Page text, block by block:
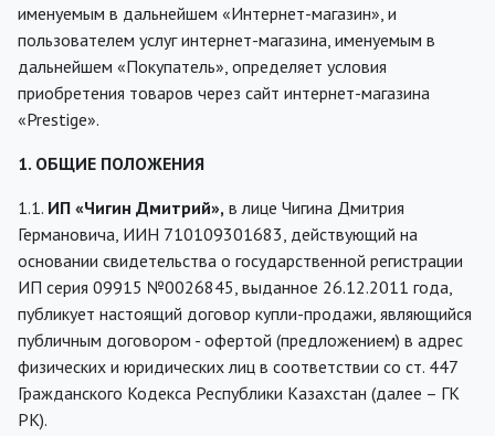
именуемым в дальнейшем «Интернет-магазин», и
пользователем услуг интернет-магазина, именуемым в
дальнейшем «Покупатель», определяет условия
приобретения товаров через сайт интернет-магазина
«Prestige».
1. ОБЩИЕ ПОЛОЖЕНИЯ
1.1. ИП «Чигин Дмитрий», в лице Чигина Дмитрия
Германовича, ИИН 710109301683, действующий на
основании свидетельства о государственной регистрации
ИП серия 09915 №0026845, выданное 26.12.2011 года,
публикует настоящий договор купли-продажи, являющийся
публичным договором - офертой (предложением) в адрес
физических и юридических лиц в соответствии со ст. 447
Гражданского Кодекса Республики Казахстан (далее – ГК
РК).